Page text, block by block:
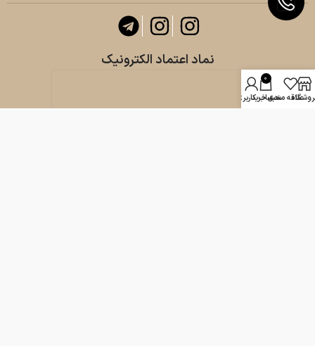
نماد اعتماد الکترونیک
علاقه مندی
0
سبد خرید
حساب کاربری من